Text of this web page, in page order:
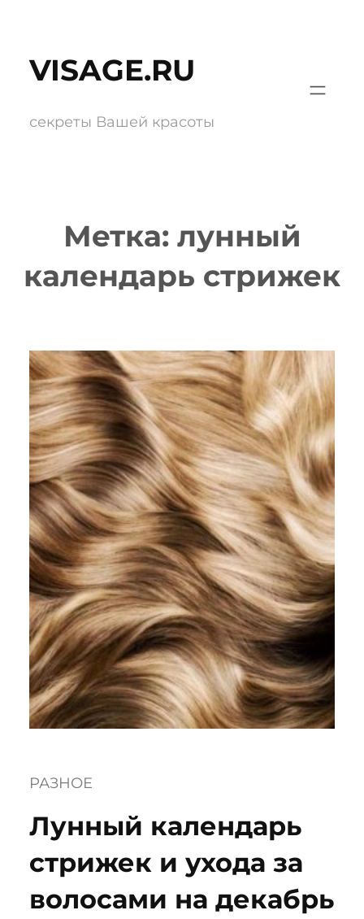
содержимому
VISAGE.RU
секреты Вашей красоты
Метка: лунный
календарь стрижек
РАЗНОЕ
Лунный календарь
стрижек и ухода за
волосами на декабрь